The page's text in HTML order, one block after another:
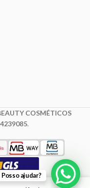
COSMÉTICOS
.
Posso ajudar?